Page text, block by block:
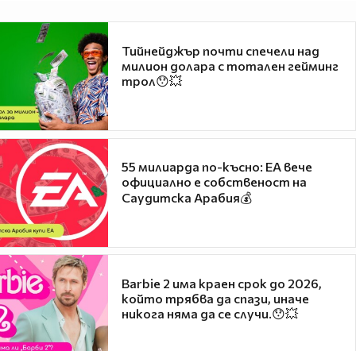
Тийнейджър почти спечели над
милион долара с тотален гейминг
трол😯💥
55 милиарда по-късно: EA вече
официално е собственост на
Саудитска Арабия💰
Barbie 2 има краен срок до 2026,
който трябва да спази, иначе
никога няма да се случи.😯💥